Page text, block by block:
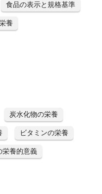
食品の表示と規格基準
養
炭水化物の栄養
ビタミンの栄養
栄養的意義